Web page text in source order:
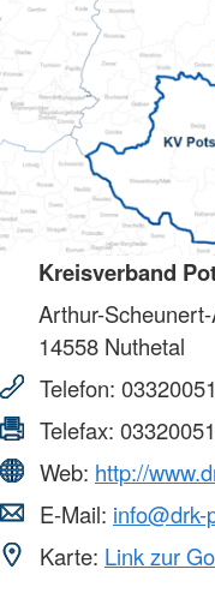
Kreisverband
Arthur-
14558 Nuthetal
Telefon:
Telefax:
Web: http://
E-Mail: info@drk-
Karte: Link zur